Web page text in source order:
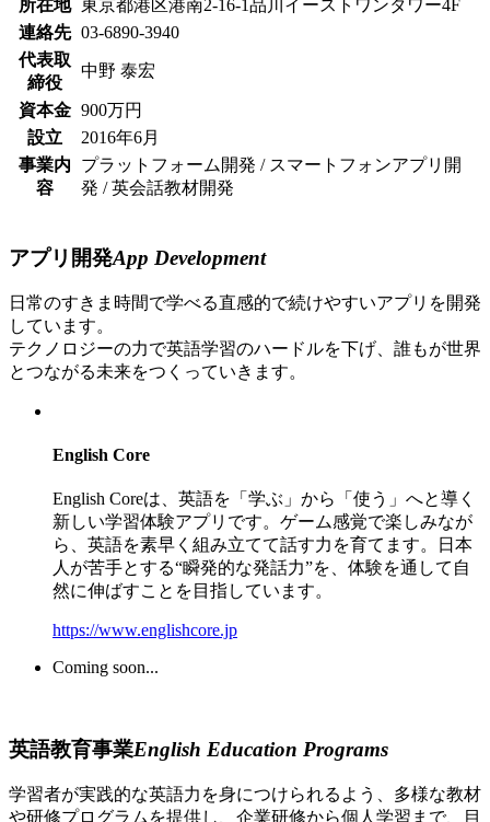
所在地
東京都港区港南2-16-1品川イーストワンタワー4F
連絡先 03-6890-3940
代表取
締役
中野 泰宏
資本金 900万円
設立
2016年6月
事業内
容
プラットフォーム開発 / スマートフォンアプリ開
発 / 英会話教材開発
アプリ開発App Development
日常のすきま時間で学べる直感的で続けやすいアプリを開発
しています。
テクノロジーの力で英語学習のハードルを下げ、誰もが世界
とつながる未来をつくっていきます。
English Core
English Coreは、英語を「学ぶ」から「使う」へと導く
新しい学習体験アプリです。ゲーム感覚で楽しみなが
ら、英語を素早く組み立てて話す力を育てます。日本
人が苦手とする“瞬発的な発話力”を、体験を通して自
然に伸ばすことを目指しています。
https://www.englishcore.jp
Coming soon...
英語教育事業English Education Programs
学習者が実践的な英語力を身につけられるよう、多様な教材
や研修プログラムを提供し、企業研修から個人学習まで、目